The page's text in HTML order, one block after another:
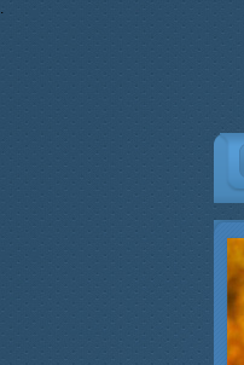
.